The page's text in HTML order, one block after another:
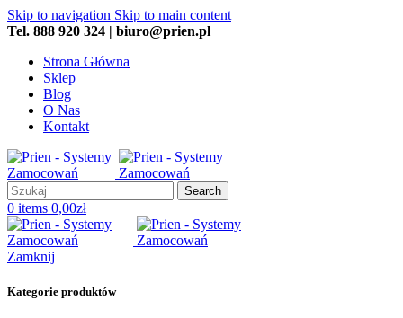
Skip to navigation Skip to main content
Tel. 888 920 324 | biuro@prien.pl
Strona Główna
Sklep
Blog
O Nas
Kontakt
Search
0 items 0,00zł
Zamknij
Kategorie produktów